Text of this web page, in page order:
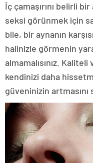
İç çamaşırını belirli
seksi görünmek için
bile, bir aynanın
halinizle görmenin
almamalısınız.
kendinizi daha
güveninizin artmasını